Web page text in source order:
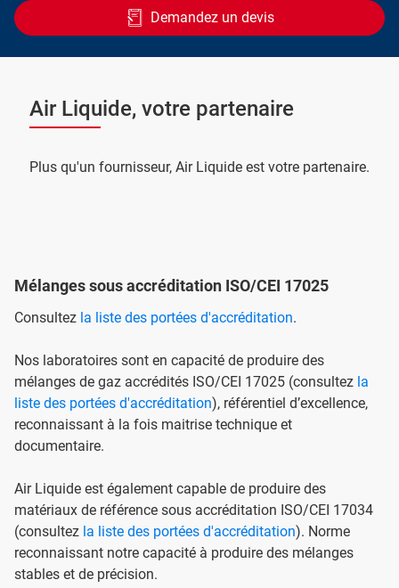
Demandez un devis
Air Liquide, votre partenaire
Plus qu'un fournisseur, Air Liquide est votre partenaire.
Mélanges sous accréditation ISO/CEI 17025
Consultez la liste des portées d'accréditation.
Nos laboratoires sont en capacité de produire des
mélanges de gaz accrédités ISO/CEI 17025 (consultez la
liste des portées d'accréditation), référentiel d’excellence,
reconnaissant à la fois maitrise technique et
documentaire.
Air Liquide est également capable de produire des
matériaux de référence sous accréditation ISO/CEI 17034
(consultez la liste des portées d'accréditation). Norme
reconnaissant notre capacité à produire des mélanges
stables et de précision.